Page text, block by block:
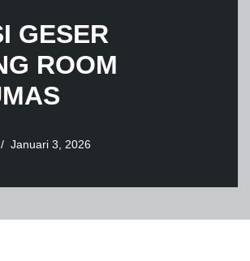
GESER
ROOM
Januari 3, 2026